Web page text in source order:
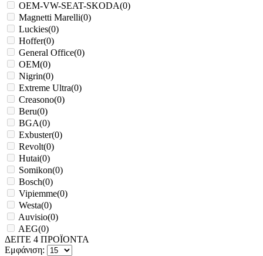
OEM-VW-SEAT-SKODA(0)
Magnetti Marelli(0)
Luckies(0)
Hoffer(0)
General Office(0)
OEM(0)
Nigrin(0)
Extreme Ultra(0)
Creasono(0)
Beru(0)
BGA(0)
Exbuster(0)
Revolt(0)
Hutai(0)
Somikon(0)
Bosch(0)
Vipiemme(0)
Westa(0)
Auvisio(0)
AEG(0)
ΔΕΙΤΕ 4 ΠΡΟΪΟΝΤΑ
Εμφάνιση: